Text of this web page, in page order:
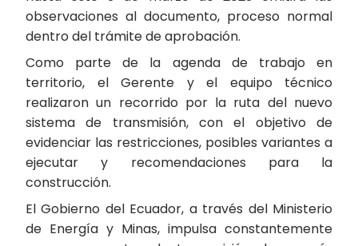
observaciones al documento, proceso normal
dentro del trámite de aprobación.
Como parte de la agenda de trabajo en
territorio, el Gerente y el equipo técnico
realizaron un recorrido por la ruta del nuevo
sistema de transmisión, con el objetivo de
evidenciar las restricciones, posibles variantes a
ejecutar y recomendaciones para la
construcción.
El Gobierno del Ecuador, a través del Ministerio
de Energía y Minas, impulsa constantemente